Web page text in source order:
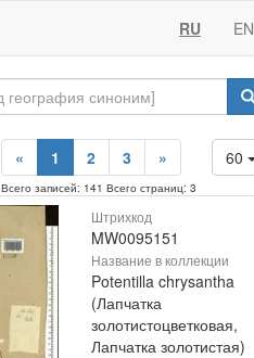
RU EN
60
« 1 2 3 »
Всего записей: 141 Всего страниц: 3
Штрихкод
MW0095151
Название в коллекции
Potentilla chrysantha
(Лапчатка
золотистоцветковая,
Лапчатка золотистая)